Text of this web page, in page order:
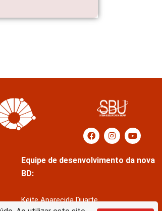
Equipe de desenvolvimento da nova
BD:
Keite Aparecida Duarte